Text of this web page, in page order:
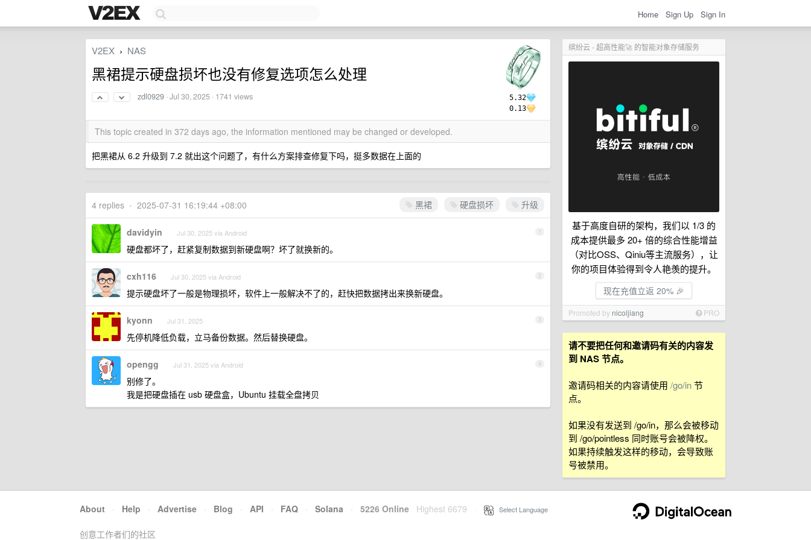
Home Sign Up Sign In
缤纷云 - 超高性能🚀 的智能对象存储服务
基于高度自研的架构，我们以 1/3 的
成本提供最多 20+ 倍的综合性能增益
（对比OSS、Qiniu等主流服务），让
你的项目体验得到令人艳羡的提升。
现在充值立返 20% 🎉
Promoted by nicoljiang PRO
请不要把任何和邀请码有关的内容发
到 NAS 节点。
邀请码相关的内容请使用 /go/in节
点。
如果没有发送到 /go/in，那么会被移动
到 /go/pointless 同时账号会被降权。
如果持续触发这样的移动，会导致账
号被禁用。
5.32
0.13
V2EX › NAS
黑裙提示硬盘损坏也没有修复选项怎么处理
zdl0929 ·Jul 30, 2025 · 1741 views
This topic created in 372 days ago, the information mentioned may be changed or developed.
把黑裙从 6.2 升级到 7.2 就出这个问题了，有什么方案排查修复下吗，挺多数据在上面的
黑裙 硬盘损坏 升级
4 replies • 2025-07-31 16:19:44 +08:00
1
davidyin Jul 30, 2025 via Android
硬盘都坏了，赶紧复制数据到新硬盘啊？坏了就换新的。
2
cxh116 Jul 30, 2025 via Android
提示硬盘坏了一般是物理损坏，软件上一般解决不了的，赶快把数据拷出来换新硬盘。
3
kyonn Jul 31, 2025
先停机降低负载，立马备份数据。然后替换硬盘。
4
opengg Jul 31, 2025 via Android
别修了。
我是把硬盘插在 usb 硬盘盒，Ubuntu 挂载全盘拷贝
About · Help · Advertise · Blog · API · FAQ · Solana · 5226 Online Highest 6679 Select Language
创意工作者们的社区